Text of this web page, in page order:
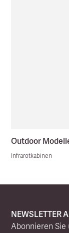
Outdoor
Infrarotkabinen
NEWSLETTER
Abonnieren